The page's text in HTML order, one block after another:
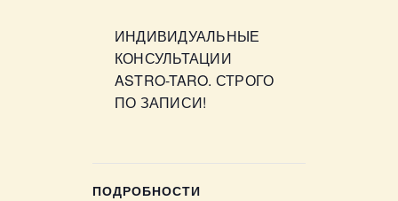
ИНДИВИДУАЛЬНЫЕ
КОНСУЛЬТАЦИИ
ASTRO-TARO. СТРОГО
ПО ЗАПИСИ!
ПОДРОБНОСТИ